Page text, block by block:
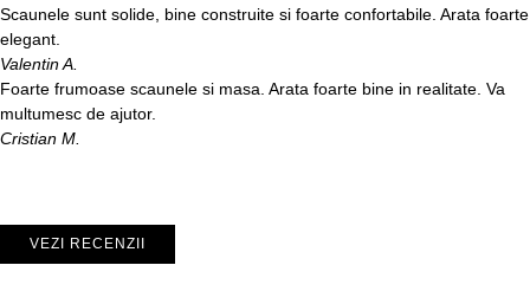
Scaunele sunt solide, bine construite si foarte confortabile. Arata foarte
elegant.
Valentin A.
Foarte frumoase scaunele si masa. Arata foarte bine in realitate. Va
multumesc de ajutor.
Cristian M.
VEZI RECENZII